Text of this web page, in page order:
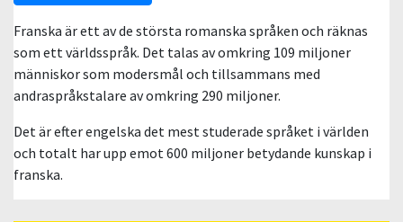
Franska är ett av de största romanska språken och räknas
som ett världsspråk. Det talas av omkring 109 miljoner
människor som modersmål och tillsammans med
andraspråkstalare av omkring 290 miljoner.
Det är efter engelska det mest studerade språket i världen
och totalt har upp emot 600 miljoner betydande kunskap i
franska.